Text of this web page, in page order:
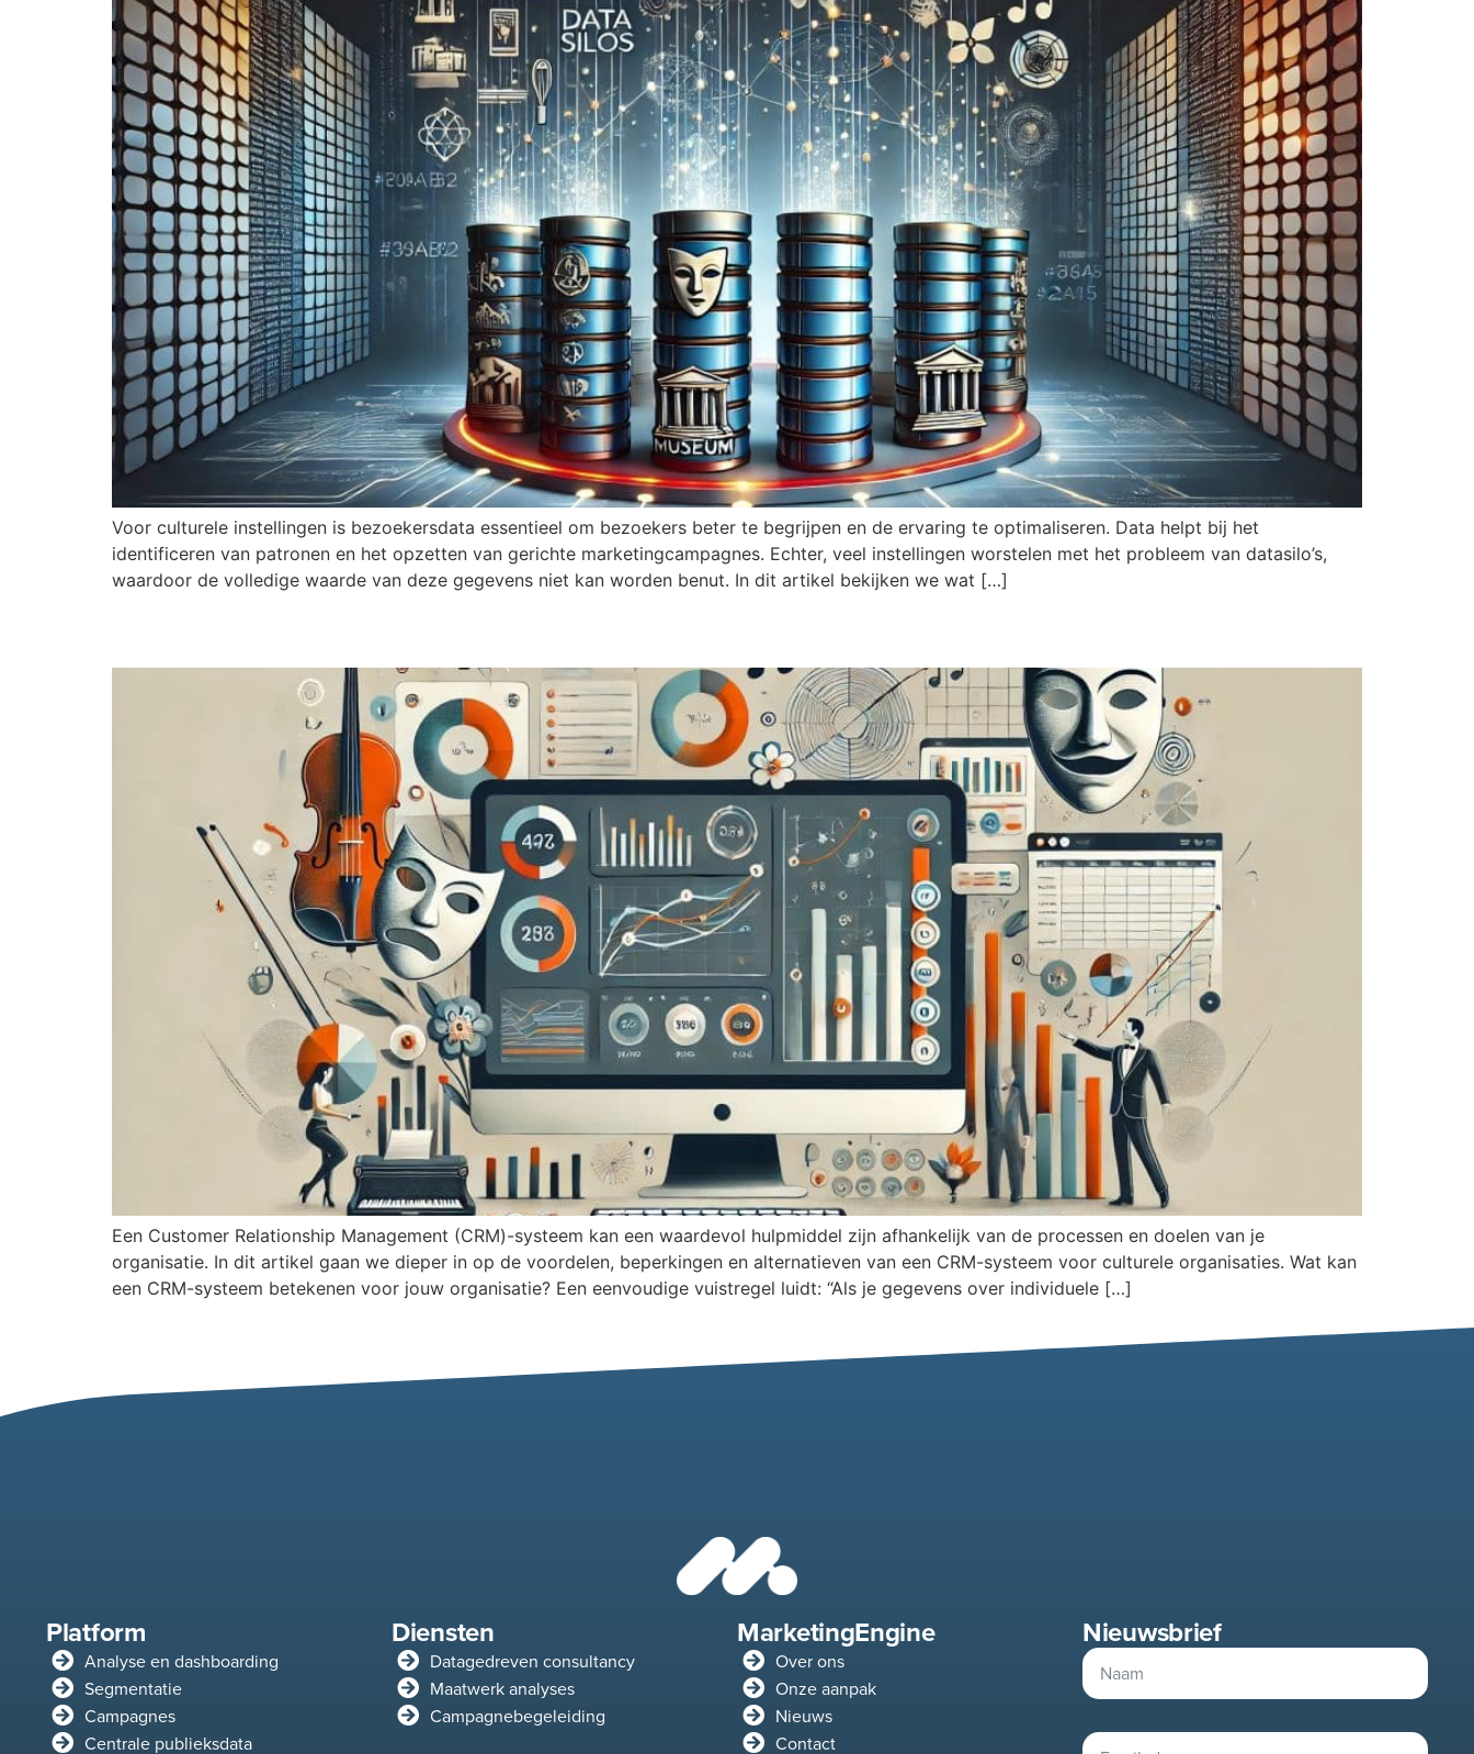
Voor culturele instellingen is bezoekersdata essentieel om bezoekers beter te begrijpen en de ervaring te optimaliseren. Data helpt bij het
identificeren van patronen en het opzetten van gerichte marketingcampagnes. Echter, veel instellingen worstelen met het probleem van datasilo’s,
waardoor de volledige waarde van deze gegevens niet kan worden benut. In dit artikel bekijken we wat […]
Een Customer Relationship Management (CRM)-systeem kan een waardevol hulpmiddel zijn afhankelijk van de processen en doelen van je
organisatie. In dit artikel gaan we dieper in op de voordelen, beperkingen en alternatieven van een CRM-systeem voor culturele organisaties. Wat kan
een CRM-systeem betekenen voor jouw organisatie? Een eenvoudige vuistregel luidt: “Als je gegevens over individuele […]
Platform
Analyse en dashboarding
Segmentatie
Campagnes
Centrale publieksdata
Diensten
Datagedreven consultancy
Maatwerk analyses
Campagnebegeleiding
MarketingEngine
Over ons
Onze aanpak
Nieuws
Contact
Nieuwsbrief